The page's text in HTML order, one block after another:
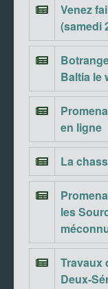
Venez
(samedi
Baltia le
en ligne
La
les
Travaux
Deux-